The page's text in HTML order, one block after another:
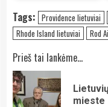
Tags: Providence lietuviai
Rhode Island lietuviai
Rod
Continue
Reading
Prieš tai lankėme...
mieste